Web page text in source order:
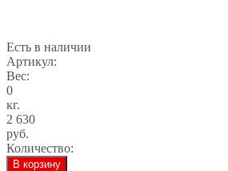
Есть в наличии
Артикул:
Вес:
0
кг.
2 630
руб.
Количество:
В корзину